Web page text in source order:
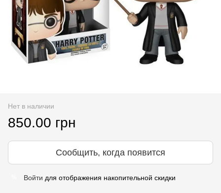
Нет в наличии
850.00 грн
Сообщить, когда появится
Войти для отображения накопительной скидки